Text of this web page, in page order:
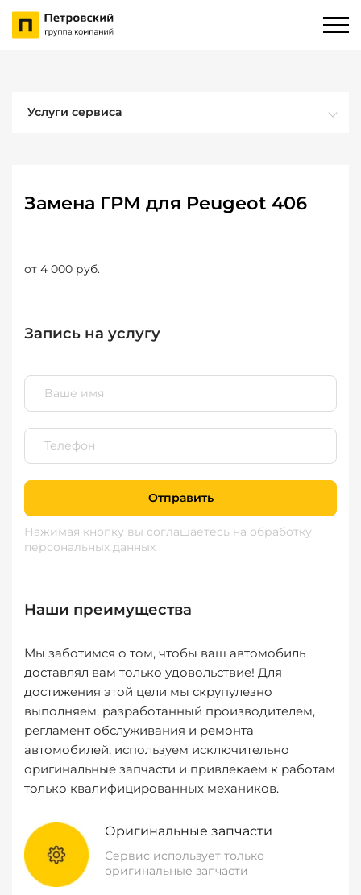
Услуги сервиса
Замена ГРМ для Peugeot 406
от 4 000 руб.
Запись на услугу
Отправить
Нажимая кнопку вы соглашаетесь на обработку
персональных данных
Наши преимущества
Мы заботимся о том, чтобы ваш автомобиль
доставлял вам только удовольствие! Для
достижения этой цели мы скрупулезно
выполняем, разработанный производителем,
регламент обслуживания и ремонта
автомобилей, используем исключительно
оригинальные запчасти и привлекаем к работам
только квалифицированных механиков.
Оригинальные запчасти
Сервис использует только
оригинальные запчасти